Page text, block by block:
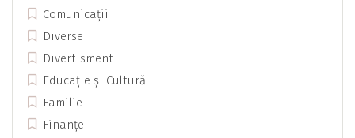
Comunicații
Diverse
Divertisment
Educație și Cultură
Familie
Finanțe